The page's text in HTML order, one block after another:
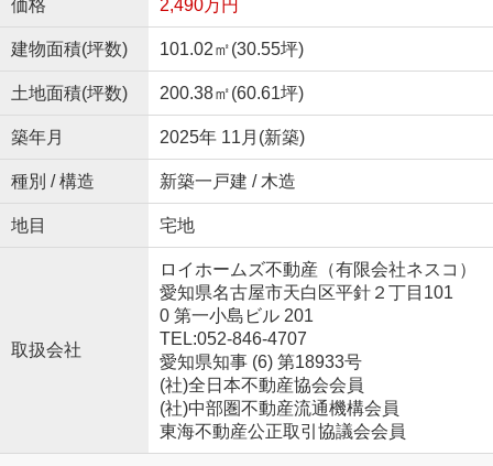
価格 2,490万円
建物面積(坪数) 101.02㎡(30.55坪)
土地面積(坪数) 200.38㎡(60.61坪)
築年月 2025年 11月(新築)
種別 / 構造 新築一戸建 / 木造
地目 宅地
取扱会社
ロイホームズ不動産（有限会社ネスコ）
愛知県名古屋市天白区平針２丁目101
0 第一小島ビル 201
TEL:052-846-4707
愛知県知事 (6) 第18933号
(社)全日本不動産協会会員
(社)中部圏不動産流通機構会員
東海不動産公正取引協議会会員